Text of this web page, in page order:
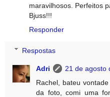
maravilhosos. Perfeitos
Bjuss!!!
Responder
Respostas
Adri
21 de agosto
Rachel, bateu
da foto, comi uma